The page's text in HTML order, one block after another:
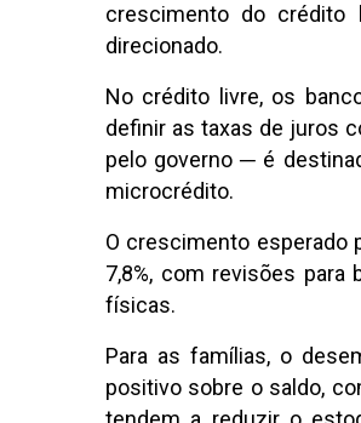
crescimento do crédito
direcionado.
No crédito livre, os
definir as taxas de juros
pelo governo ─ é
microcrédito.
O crescimento esperado
7,8%, com revisões
físicas.
Para as famílias, o
positivo sobre o saldo,